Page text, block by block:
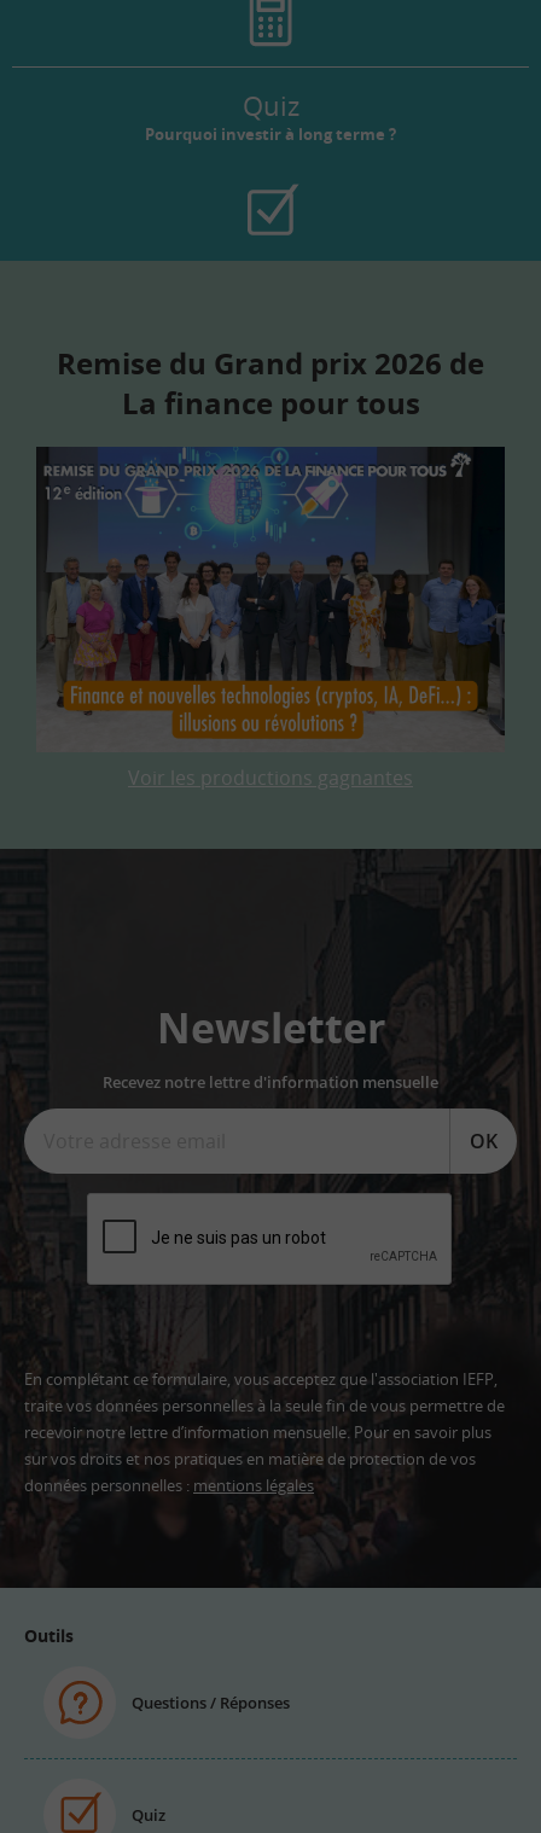
Quiz
Pourquoi investir à long terme ?
Remise du Grand prix 2026 de
La finance pour tous
Voir les productions gagnantes
Newsletter
Recevez notre lettre d'information mensuelle
OK
En complétant ce formulaire, vous acceptez que l'association IEFP,
traite vos données personnelles à la seule fin de vous permettre de
recevoir notre lettre d’information mensuelle. Pour en savoir plus
sur vos droits et nos pratiques en matière de protection de vos
données personnelles : mentions légales
Adresse
Outils
Questions / Réponses
Quiz